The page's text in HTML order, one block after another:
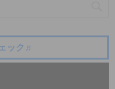
ック♬